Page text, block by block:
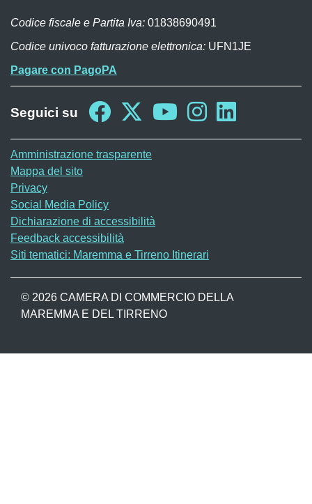
Codice fiscale e Partita Iva: 01838690491
Codice univoco fatturazione elettronica: UFN1JE
Pagare con PagoPA
Seguici su
Sito web
Amministrazione trasparente
Mappa del sito
Privacy
Social Media Policy
Dichiarazione di accessibilità
Feedback accessibilità
Siti tematici: Maremma e Tirreno Itinerari
© 2026 CAMERA DI COMMERCIO DELLA
MAREMMA E DEL TIRRENO